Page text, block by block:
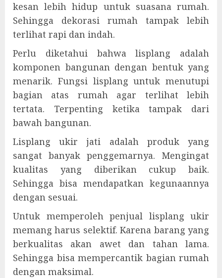
kesan lebih hidup untuk suasana rumah.
Sehingga dekorasi rumah tampak lebih
terlihat rapi dan indah.
Perlu diketahui bahwa lisplang adalah
komponen bangunan dengan bentuk yang
menarik. Fungsi lisplang untuk menutupi
bagian atas rumah agar terlihat lebih
tertata. Terpenting ketika tampak dari
bawah bangunan.
Lisplang ukir jati adalah produk yang
sangat banyak penggemarnya. Mengingat
kualitas yang diberikan cukup baik.
Sehingga bisa mendapatkan kegunaannya
dengan sesuai.
Untuk memperoleh penjual lisplang ukir
memang harus selektif. Karena barang yang
berkualitas akan awet dan tahan lama.
Sehingga bisa mempercantik bagian rumah
dengan maksimal.